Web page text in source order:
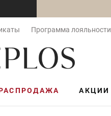
Программа лояльности
АКЦИИ